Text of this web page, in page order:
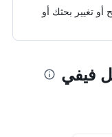
تغيير بحثك أو
فيفي